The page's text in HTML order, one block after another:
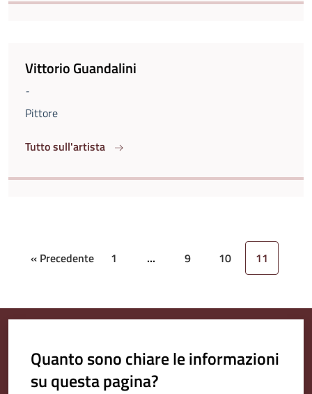
Vittorio Guandalini
-
Pittore
Tutto sull'artista
« Precedente 1 … 9 10 11
Quanto sono chiare le informazioni
su questa pagina?